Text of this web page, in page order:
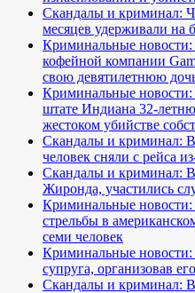
Скандалы и криминал:
месяцев удерживали на
Криминальные
кофейной компании
свою девятилетнюю
Криминальные
штате Индиана 32-
жестоком убийстве
Скандалы и криминал:
человек сняли с рейса
Скандалы и криминал:
Жиронда, участились
Криминальные
стрельбы в
семи человек
Криминальные
супруга, организовав
Скандалы и криминал: